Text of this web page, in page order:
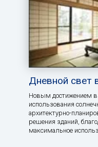
Дневной свет
Новым достижением в
использования
архитектурно-
решения зданий,
максимальное